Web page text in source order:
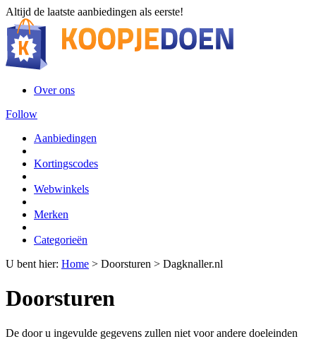
Altijd de laatste aanbiedingen als eerste!
Over ons
Follow
Aanbiedingen
Kortingscodes
Webwinkels
Merken
Categorieën
U bent hier: Home > Doorsturen > Dagknaller.nl
Doorsturen
De door u ingevulde gegevens zullen niet voor andere doeleinden